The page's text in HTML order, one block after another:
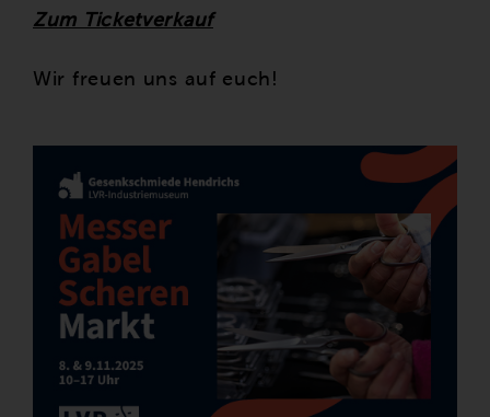
Zum Ticketverkauf
Wir freuen uns auf euch!